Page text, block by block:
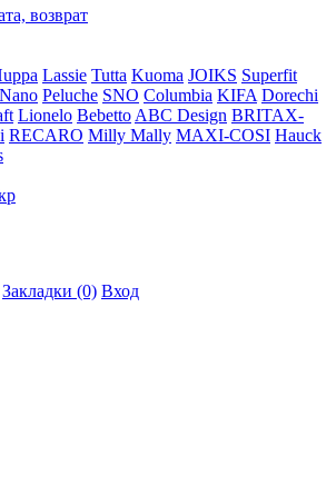
возврат
Lassie Tutta Kuoma JOIKS Superfit
Nano Peluche SNO Columbia KIFA Dorechi
Lionelo Bebetto ABC Design BRITAX-
RECARO Milly Mally MAXI-COSI Hauck
Закладки (0) Вход